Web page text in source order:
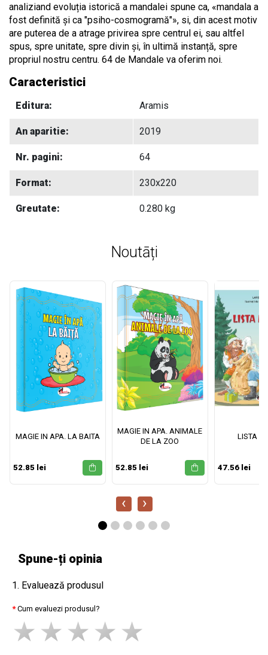
analiziand evoluția istorică a mandalei spune ca, «mandala a
fost definită și ca "psiho-cosmogramă"», si, din acest motiv
are puterea de a atrage privirea spre centrul ei, sau altfel
spus, spre unitate, spre divin și, în ultimă instanță, spre
propriul nostru centru. 64 de Mandale va oferim noi.
Caracteristici
Editura: Aramis
An aparitie: 2019
Nr. pagini: 64
Format: 230x220
Greutate: 0.280 kg
Noutāți
MAGIE IN APA. LA BAITA
52.85 lei
MAGIE IN APA. ANIMALE
DE LA ZOO
52.85 lei
LISTA
47.56 lei
‹ ›
Spune-ți opinia
1. Evaluează produsul
Cum evaluezi produsul?